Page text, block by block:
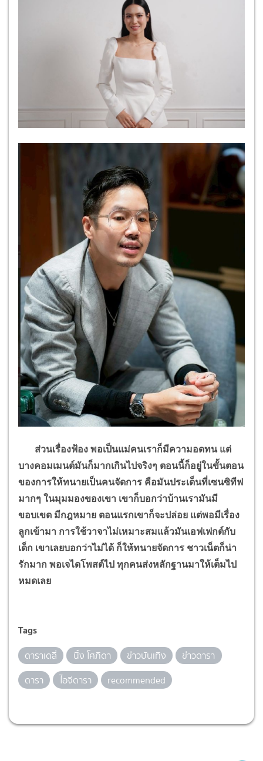
ส่วนเรื่องฟ้อง พอเป็นแม่คนเราก็มีความอดทน แต่
บางคอมเมนต์มันก็มากเกินไปจริงๆ ตอนนี้ก็อยู่ในขั้นตอน
ของการให้ทนายเป็นคนจัดการ คือมันประเด็นที่เซนซิทีฟ
มากๆ ในมุมมองของเขา เขาก็บอกว่าบ้านเรามันมี
ขอบเขต มีกฎหมาย ตอนแรกเขาก็จะปล่อย แต่พอมีเรื่อง
ลูกเข้ามา การใช้วาจาไม่เหมาะสมแล้วมันเอฟเฟกต์กับ
เด็ก เขาเลยบอกว่าไม่ได้ ก็ให้ทนายจัดการ ชาวเน็ตก็น่า
รักมาก พอเจไดโพสต์ไป ทุกคนส่งหลักฐานมาให้เต็มไป
หมดเลย
Tags
ดาราเดลี่ นิ้ง โศภิดา ข่าวบันเทิง
ข่าวดารา
ดารา
ไอจีดารา recommended